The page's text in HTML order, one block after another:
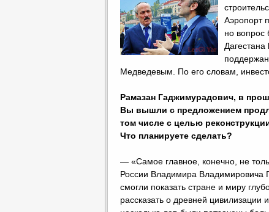
Аэропорт
но вопрос
Дагестана
Медведевым. По его словам,
Рамазан Гаджимурадович, в
Вы вышли с предложением
том числе с целью
Что планируете сделать?
— «Самое главное, конечно, не
России Владимира Владимировича
смогли показать стране и миру
рассказать о древней цивилизации